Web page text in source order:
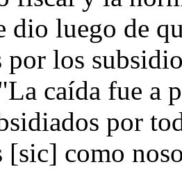
dio luego de
por los
caída fue a
por
como